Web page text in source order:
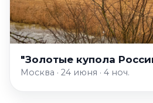
"Золотые купола
Москва · 24 июня · 4 ноч.